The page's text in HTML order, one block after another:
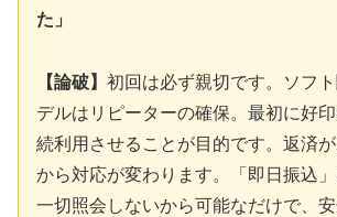
た」
【論破】 初回は必ず親切です。ソフ
デルはリピーターの確保。最初に好
続利用させることが目的です。返済
から対応が変わります。「即日振込
一切照会しないから可能なだけで、